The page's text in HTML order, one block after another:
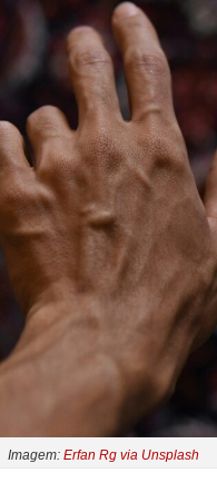
Imagem: Erfan Rg via Unsplash